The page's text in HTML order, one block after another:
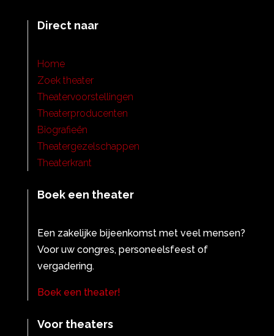
Direct naar
Home
Zoek theater
Theatervoorstellingen
Theaterproducenten
Biografieën
Theatergezelschappen
Theaterkrant
Boek een theater
Een zakelijke bijeenkomst met veel mensen?
Voor uw congres, personeelsfeest of
vergadering.
Boek een theater!
Voor theaters